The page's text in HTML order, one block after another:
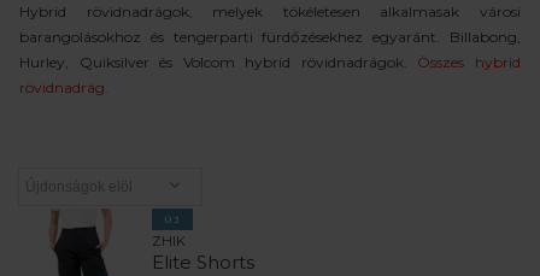
Hybrid rövidnadrágok, melyek tökéletesen alkalmasak városi
barangolásokhoz és tengerparti fürdőzésekhez egyaránt. Billabong,
Hurley, Quiksilver és Volcom hybrid rövidnadrágok. Összes hybrid
rövidnadrág.
ÚJ
ZHIK
Elite Shorts